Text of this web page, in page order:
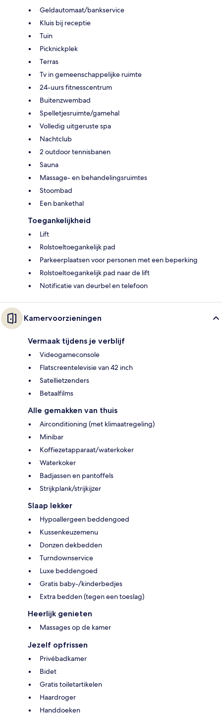
Geldautomaat/bankservice
Kluis bij receptie
Tuin
Picknickplek
Terras
Tv in gemeenschappelijke ruimte
24-uurs fitnesscentrum
Buitenzwembad
Spelletjesruimte/gamehal
Volledig uitgeruste spa
Nachtclub
2 outdoor tennisbanen
Sauna
Massage- en behandelingsruimtes
Stoombad
Een bankethal
Toegankelijkheid
Lift
Rolstoeltoegankelijk pad
Parkeerplaatsen voor personen met een beperking
Rolstoeltoegankelijk pad naar de lift
Notificatie van deurbel en telefoon
Kamervoorzieningen
Vermaak tijdens je verblijf
Videogameconsole
Flatscreentelevisie van 42 inch
Satellietzenders
Betaalfilms
Alle gemakken van thuis
Airconditioning (met klimaatregeling)
Minibar
Koffiezetapparaat/waterkoker
Waterkoker
Badjassen en pantoffels
Strijkplank/strijkijzer
Slaap lekker
Hypoallergeen beddengoed
Kussenkeuzemenu
Donzen dekbedden
Turndownservice
Luxe beddengoed
Gratis baby-/kinderbedjes
Extra bedden (tegen een toeslag)
Heerlijk genieten
Massages op de kamer
Jezelf opfrissen
Privébadkamer
Bidet
Gratis toiletartikelen
Haardroger
Handdoeken